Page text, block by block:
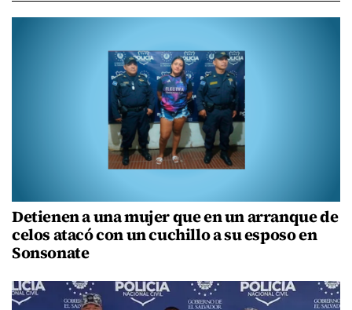
Detienen a una mujer que en un arranque de
celos atacó con un cuchillo a su esposo en
Sonsonate